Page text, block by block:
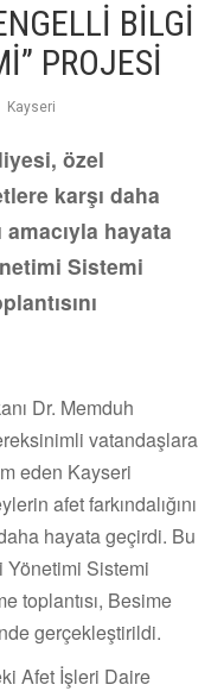
BİLGİ
PROJESİ
Kayseri
özel
karşı daha
amacıyla hayata
Sistemi
Dr. Memduh
vatandaşlara
eden Kayseri
afet farkındalığını
hayata geçirdi. Bu
Sistemi
toplantısı, Besime
gerçekleştirildi.
Afet İşleri Daire